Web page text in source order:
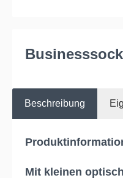
Beschreibung
Mit kleinen